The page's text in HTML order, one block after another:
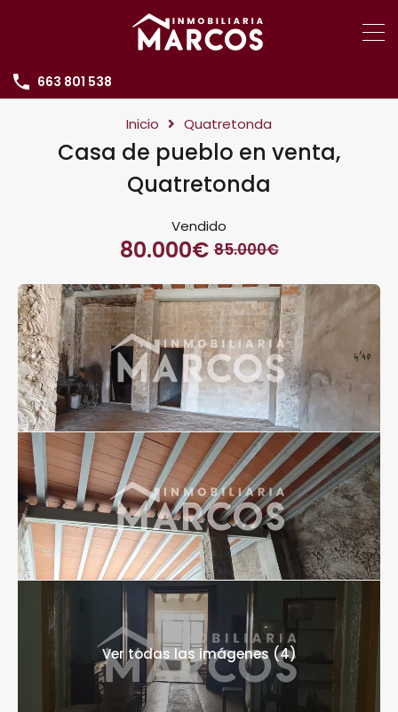
663 801 538
Inicio Quatretonda
Casa de pueblo en venta,
Quatretonda
Vendido
80.000€ 85.000€
Ver todas las imágenes (4)